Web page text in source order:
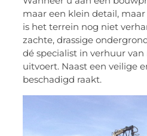
maar een klein detail,
is het terrein nog niet
zachte, drassige
dé specialist in verhuur
uitvoert. Naast een veilige
beschadigd raakt.